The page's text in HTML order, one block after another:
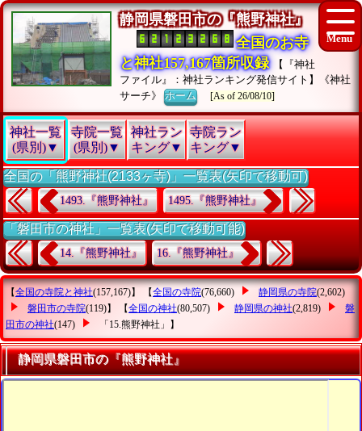
静岡県磐田市の『熊野神社』
全国のお寺
と神社157,167箇所収録
【『神社
ファイル』：神社ランキング発信サイト】《神社
サーチ》ホーム [As of 26/08/10]
神社一覧
(県別)▼
寺院一覧
(県別)▼
神社ラン
キング▼
寺院ラン
キング▼
全国の「熊野神社(2133ヶ寺)」一覧表(矢印で移動可)
1493.『熊野神社』 1495.『熊野神社』
「磐田市の神社」一覧表(矢印で移動可能)
14.『熊野神社』 16.『熊野神社』
【全国の寺院と神社(157,167)】 【全国の寺院(76,660) 静岡県の寺院(2,602)
磐田市の寺院(119)】 【全国の神社(80,507) 静岡県の神社(2,819)
磐
田市の神社(147) 「15.熊野神社」 】
静岡県磐田市の『熊野神社』